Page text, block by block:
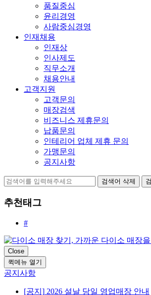
품질중심
윤리경영
사람중심경영
인재채용
인재상
인사제도
직무소개
채용안내
고객지원
고객문의
매장검색
비즈니스 제휴문의
납품문의
인테리어 업체 제휴 문의
가맹문의
공지사항
검색어 삭제
추천태그
#
Close
퀵메뉴 열기
공지사항
[공지] 2026 설날 당일 영업매장 안내